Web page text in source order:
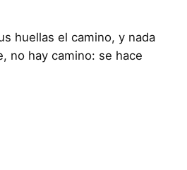
huellas el camino, y nada
no hay camino: se hace